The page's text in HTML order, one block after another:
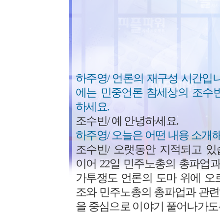
하주영/ 언론의 재구성 시간입
에는 민중언론 참세상의 조수
하세요.
조수빈/ 예 안녕하세요.
하주영/ 오늘은 어떤 내용 소개
조수빈/ 오랫동안 지적되고
이어 22일 민주노총의 총파업
가투쟁도 언론의 도마 위에 오
조와 민주노총의 총파업과 관
을 중심으로 이야기 풀어나가